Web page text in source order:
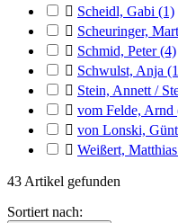
 Scheidl, Gabi (1)
 Scheuringer,
 Schmid, Peter(4)
 Schwulst, Anja
 Stein, Annett /
 vom Felde, Arnd
 von Lonski,
 Weißert,
43 Artikel gefunden
Sortiert nach: